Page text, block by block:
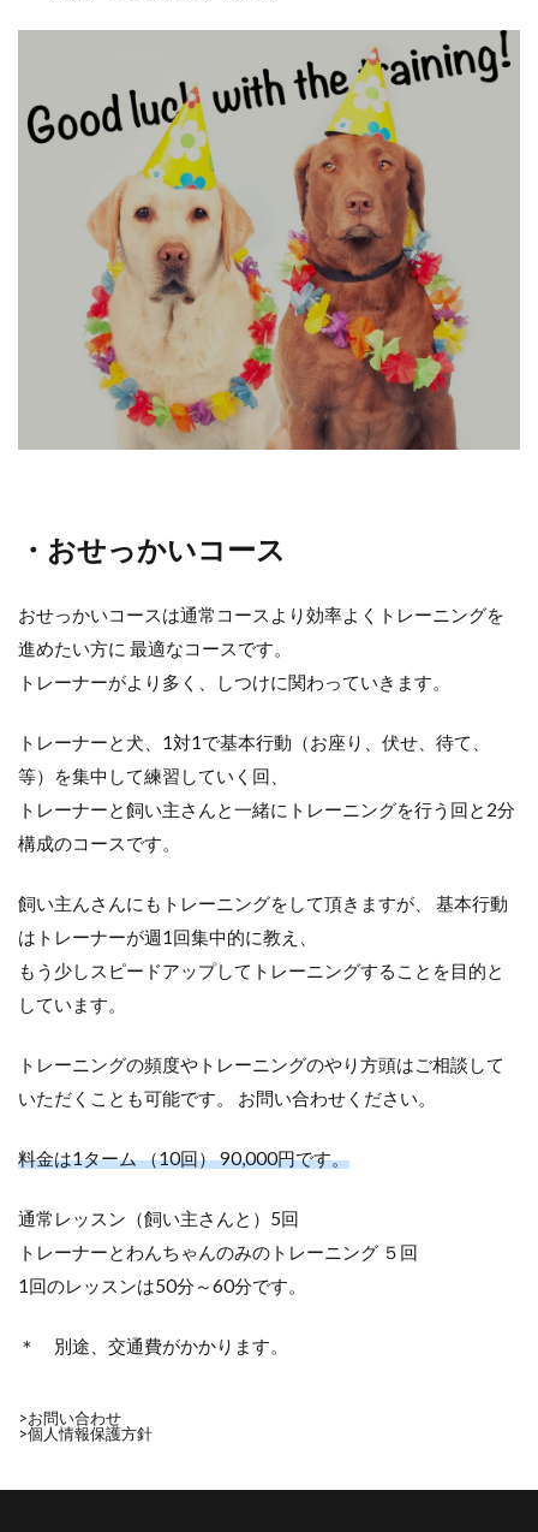
・おせっかいコース
おせっかいコースは通常コースより効率よくトレーニングを
進めたい方に 最適なコースです。
トレーナーがより多く、しつけに関わっていきます。
トレーナーと犬、1対1で基本行動（お座り、伏せ、待て、
等）を集中して練習していく回、
トレーナーと飼い主さんと一緒にトレーニングを行う回と2分
構成のコースです。
飼い主んさんにもトレーニングをして頂きますが、 基本行動
はトレーナーが週1回集中的に教え、
もう少しスピードアップしてトレーニングすることを目的と
しています。
トレーニングの頻度やトレーニングのやり方頭はご相談して
いただくことも可能です。 お問い合わせください。
料金は1ターム （10回） 90,000円です。
通常レッスン（飼い主さんと）5回
トレーナーとわんちゃんのみのトレーニング ５回
1回のレッスンは50分～60分です。
＊ 別途、交通費がかかります。
>お問い合わせ
>個人情報保護方針